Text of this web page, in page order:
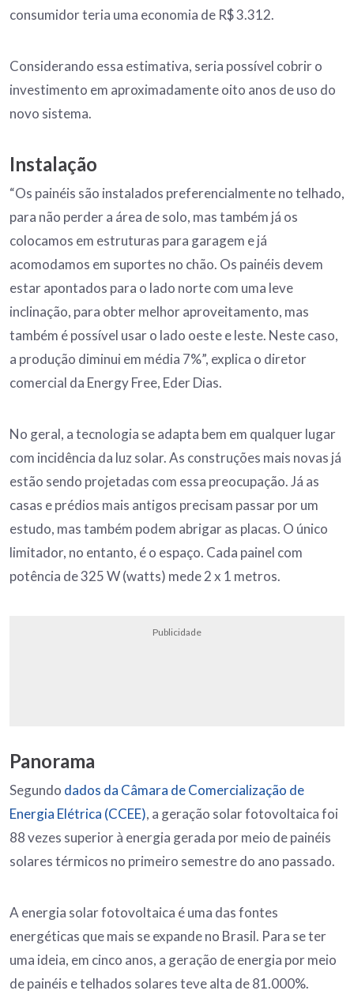
consumidor teria uma economia de R$ 3.312.
Considerando essa estimativa, seria possível cobrir o
investimento em aproximadamente oito anos de uso do
novo sistema.
Instalação
“Os painéis são instalados preferencialmente no telhado,
para não perder a área de solo, mas também já os
colocamos em estruturas para garagem e já
acomodamos em suportes no chão. Os painéis devem
estar apontados para o lado norte com uma leve
inclinação, para obter melhor aproveitamento, mas
também é possível usar o lado oeste e leste. Neste caso,
a produção diminui em média 7%”, explica o diretor
comercial da Energy Free, Eder Dias.
No geral, a tecnologia se adapta bem em qualquer lugar
com incidência da luz solar. As construções mais novas já
estão sendo projetadas com essa preocupação. Já as
casas e prédios mais antigos precisam passar por um
estudo, mas também podem abrigar as placas. O único
limitador, no entanto, é o espaço. Cada painel com
potência de 325 W (watts) mede 2 x 1 metros.
Publicidade
Panorama
Segundo dados da Câmara de Comercialização de
Energia Elétrica (CCEE), a geração solar fotovoltaica foi
88 vezes superior à energia gerada por meio de painéis
solares térmicos no primeiro semestre do ano passado.
A energia solar fotovoltaica é uma das fontes
energéticas que mais se expande no Brasil. Para se ter
uma ideia, em cinco anos, a geração de energia por meio
de painéis e telhados solares teve alta de 81.000%.